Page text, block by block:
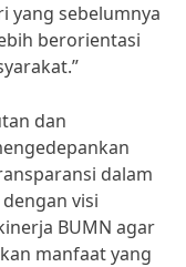
yang sebelumnya
berorientasi
dan
dalam
visi
BUMN agar
manfaat yang